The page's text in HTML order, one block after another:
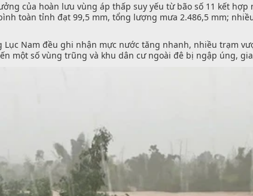
của hoàn lưu vùng áp thấp suy yếu từ bão số 11 kết
toàn tỉnh đạt 99,5 mm, tổng lượng mưa 2.486,5 mm;
Lục Nam đều ghi nhận mực nước tăng nhanh, nhiều trạm
một số vùng trũng và khu dân cư ngoài đê bị ngập úng,